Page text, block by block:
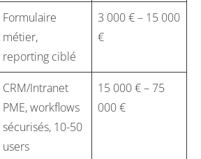
Formulaire
métier,
reporting ciblé
3 000 € – 15 000
€
CRM/Intranet
PME, workflows
sécurisés, 10-50
users
15 000 € – 75
000 €